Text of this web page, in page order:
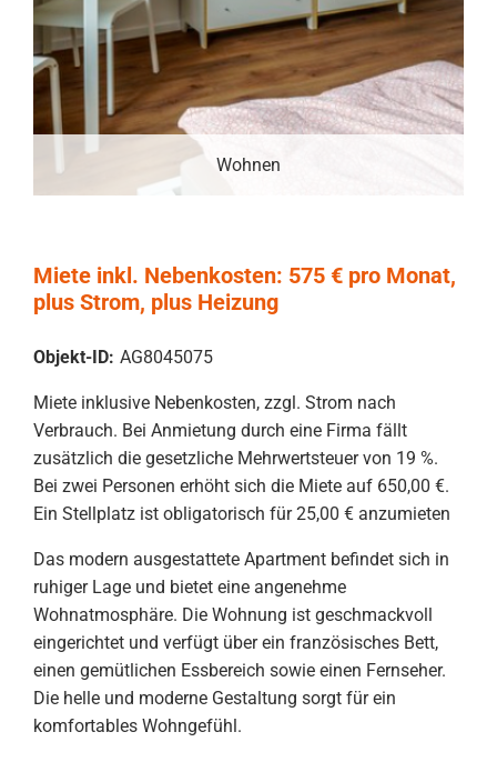
Wohnen
Miete inkl. Nebenkosten: 575 € pro Monat,
plus Strom, plus Heizung
Objekt-ID: AG8045075
Miete inklusive Nebenkosten, zzgl. Strom nach
Verbrauch. Bei Anmietung durch eine Firma fällt
zusätzlich die gesetzliche Mehrwertsteuer von 19 %.
Bei zwei Personen erhöht sich die Miete auf 650,00 €.
Ein Stellplatz ist obligatorisch für 25,00 € anzumieten
Das modern ausgestattete Apartment befindet sich in
ruhiger Lage und bietet eine angenehme
Wohnatmosphäre. Die Wohnung ist geschmackvoll
eingerichtet und verfügt über ein französisches Bett,
einen gemütlichen Essbereich sowie einen Fernseher.
Die helle und moderne Gestaltung sorgt für ein
komfortables Wohngefühl.